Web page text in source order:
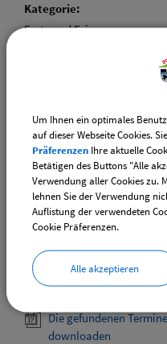
Kategorie:
Feste und Feiern
Weiterführende Links
Adventsmarkt
CSU-
Die gefundenen
downloaden
Die gefundenen
downloaden
Um Ihnen ein optimales
auf dieser Webseite Cookies.
Präferenzen Ihre aktuelle
Betätigen des Buttons "Alle
Verwendung aller Cookies zu.
lehnen Sie der Verwendung
Auflistung der verwendeten
Cookie Präferenzen.
Alle akzeptieren